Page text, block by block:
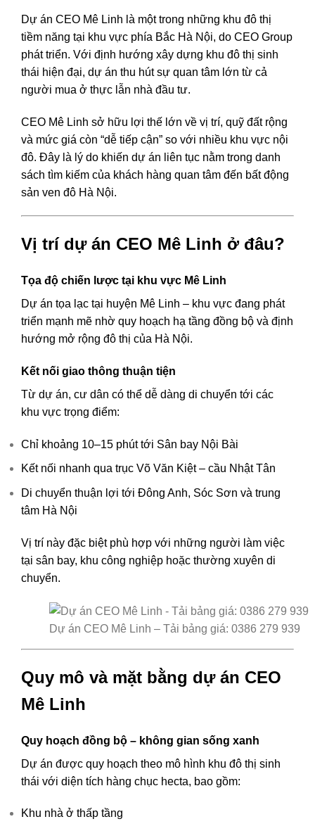
Dự án CEO Mê Linh là một trong những khu đô thị
tiềm năng tại khu vực phía Bắc Hà Nội, do CEO Group
phát triển. Với định hướng xây dựng khu đô thị sinh
thái hiện đại, dự án thu hút sự quan tâm lớn từ cả
người mua ở thực lẫn nhà đầu tư.
CEO Mê Linh sở hữu lợi thế lớn về vị trí, quỹ đất rộng
và mức giá còn “dễ tiếp cận” so với nhiều khu vực nội
đô. Đây là lý do khiến dự án liên tục nằm trong danh
sách tìm kiếm của khách hàng quan tâm đến bất động
sản ven đô Hà Nội.
Vị trí dự án CEO Mê Linh ở đâu?
Tọa độ chiến lược tại khu vực Mê Linh
Dự án tọa lạc tại huyện Mê Linh – khu vực đang phát
triển mạnh mẽ nhờ quy hoạch hạ tầng đồng bộ và định
hướng mở rộng đô thị của Hà Nội.
Kết nối giao thông thuận tiện
Từ dự án, cư dân có thể dễ dàng di chuyển tới các
khu vực trọng điểm:
Chỉ khoảng 10–15 phút tới Sân bay Nội Bài
Kết nối nhanh qua trục Võ Văn Kiệt – cầu Nhật Tân
Di chuyển thuận lợi tới Đông Anh, Sóc Sơn và trung
tâm Hà Nội
Vị trí này đặc biệt phù hợp với những người làm việc
tại sân bay, khu công nghiệp hoặc thường xuyên di
chuyển.
Dự án CEO Mê Linh – Tải bảng giá: 0386 279 939
Quy mô và mặt bằng dự án CEO
Mê Linh
Quy hoạch đồng bộ – không gian sống xanh
Dự án được quy hoạch theo mô hình khu đô thị sinh
thái với diện tích hàng chục hecta, bao gồm:
Khu nhà ở thấp tầng